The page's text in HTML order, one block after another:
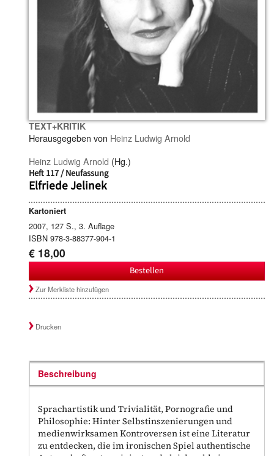
TEXT+KRITIK
Herausgegeben von Heinz Ludwig Arnold
Heinz Ludwig Arnold (Hg.)
Heft 117 / Neufassung
Elfriede Jelinek
Kartoniert
2007, 127 S., 3. Auflage
ISBN 978-3-88377-904-1
€ 18,00
Bestellen
Zur Merkliste hinzufügen
Drucken
Beschreibung
Sprachartistik und Trivialität, Pornografie und
Philosophie: Hinter Selbstinszenierungen und
medienwirksamen Kontroversen ist eine Literatur
zu entdecken, die im ironischen Spiel authentische